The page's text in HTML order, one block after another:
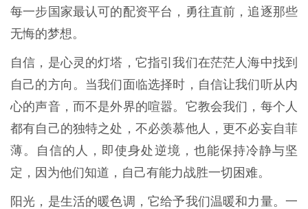
每一步国家最认可的配资平台，勇往直前，追逐那些
无悔的梦想。
自信，是心灵的灯塔，它指引我们在茫茫人海中找到
自己的方向。当我们面临选择时，自信让我们听从内
心的声音，而不是外界的喧嚣。它教会我们，每个人
都有自己的独特之处，不必羡慕他人，更不必妄自菲
薄。自信的人，即使身处逆境，也能保持冷静与坚
定，因为他们知道，自己有能力战胜一切困难。
阳光，是生活的暖色调，它给予我们温暖和力量。一